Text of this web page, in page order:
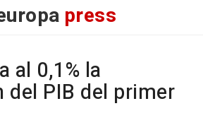
press
al 0,1% la
del PIB del primer